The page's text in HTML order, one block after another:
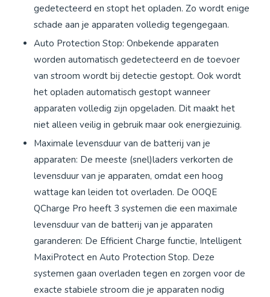
gedetecteerd en stopt het opladen. Zo wordt enige
schade aan je apparaten volledig tegengegaan.
Auto Protection Stop: Onbekende apparaten
worden automatisch gedetecteerd en de toevoer
van stroom wordt bij detectie gestopt. Ook wordt
het opladen automatisch gestopt wanneer
apparaten volledig zijn opgeladen. Dit maakt het
niet alleen veilig in gebruik maar ook energiezuinig.
Maximale levensduur van de batterij van je
apparaten: De meeste (snel)laders verkorten de
levensduur van je apparaten, omdat een hoog
wattage kan leiden tot overladen. De OOQE
QCharge Pro heeft 3 systemen die een maximale
levensduur van de batterij van je apparaten
garanderen: De Efficient Charge functie, Intelligent
MaxiProtect en Auto Protection Stop. Deze
systemen gaan overladen tegen en zorgen voor de
exacte stabiele stroom die je apparaten nodig